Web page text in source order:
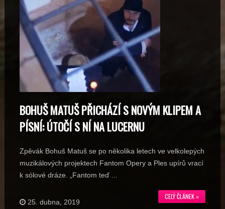
BOHUŠ MATUŠ PŘICHÁZÍ S NOVÝM KLIPEM A
PÍSNÍ: ÚTOČÍ S NÍ NA LUCERNU
Zpěvák Bohuš Matuš se po několika letech ve velkolepých
muzikálových projektech Fantom Opery a Ples upírů vrací
k sólové dráze. „Fantom teď ...
CELÝ ČLÁNEK »
25. dubna, 2019